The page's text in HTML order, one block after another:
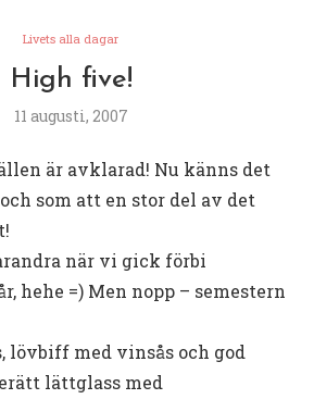
Livets alla dagar
High five!
11 augusti, 2007
är avklarad! Nu känns det
som att en stor del av det
när vi gick förbi
hehe =) Men nopp – semestern
med vinsås och god
lättglass med